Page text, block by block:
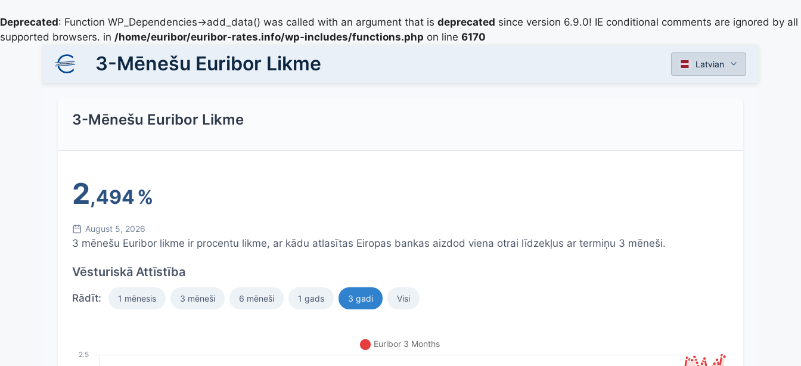
Deprecated: Function WP_Dependencies->add_data() was called with an argument that is deprecated since version 6.9.0! IE conditional comments are ignored by all
supported browsers. in /home/euribor/euribor-rates.info/wp-includes/functions.php on line 6170
3-Mēnešu Euribor Likme Latvian
3-Mēnešu Euribor Likme
2,494%
August 5, 2026
3 mēnešu Euribor likme ir procentu likme, ar kādu atlasītas Eiropas bankas aizdod viena otrai līdzekļus ar termiņu 3 mēneši.
Vēsturiskā Attīstība
Rādīt: 1 mēnesis 3 mēneši 6 mēneši 1 gads 3 gadi Visi